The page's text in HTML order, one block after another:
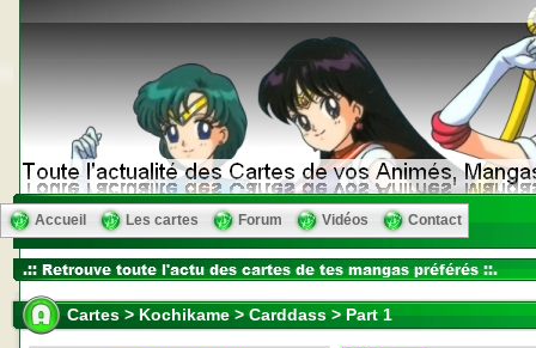
Accueil Les cartes Forum Vidéos Contact
Cartes > Kochikame > Carddass > Part 1